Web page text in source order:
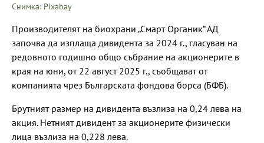
Снимка: Pixabay
Производителят на биохрани „Смарт Органик“ АД
започва да изплаща дивидента за 2024 г., гласуван на
редовното годишно общо събрание на акционерите в
края на юни, от 22 август 2025 г., съобщават от
компанията чрез Българската фондова борса (БФБ).
Брутният размер на дивидента възлиза на 0,24 лева на
акция. Нетният дивидент за акционерите физически
лица възлиза на 0,228 лева.